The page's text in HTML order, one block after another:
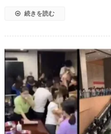
続きを読む